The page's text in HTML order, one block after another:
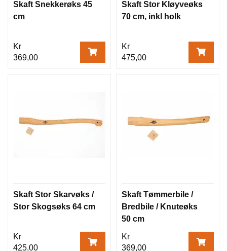
Skaft Snekkerøks 45
cm
Kr
369,00
Skaft Stor Kløyveøks
70 cm, inkl holk
Kr
475,00
Skaft Stor Skarvøks /
Stor Skogsøks 64 cm
Kr
425,00
Skaft Tømmerbile /
Bredbile / Knuteøks
50 cm
Kr
369,00